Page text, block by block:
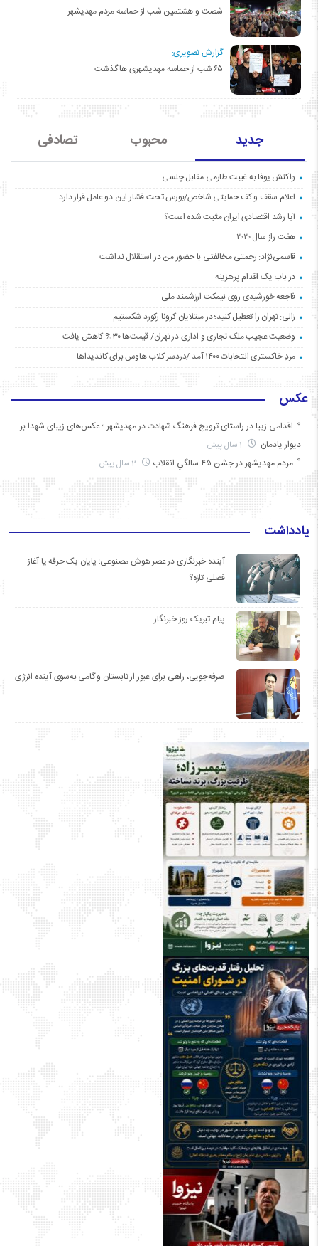
شصت و هشتمین شب از حماسه مردم مهدیشهر
گزارش تصویری:
۶۵ شب از حماسه مهدیشهری ها گذشت
جدید محبوب تصادفی
واکنش یوفا به غیبت طارمی مقابل چلسی
اعلام سقف و کف حمایتی شاخص/بورس تحت فشار این دو عامل قرار دارد
آیا رشد اقتصادی ایران مثبت شده است؟
هفت راز سال ۲۰۲۰
قاسمی‌نژاد: رحمتی مخالفتی با حضور من در استقلال نداشت
در باب یک اقدام پرهزینه
فاجعه خورشیدی روی نیمکت ارزشمند ملی
زالی: تهران را تعطیل کنید؛ در مبتلایان کرونا رکورد شکستیم
وضعیت عجیب ملک تجاری و اداری در تهران/ قیمت‌ها ۳۰% کاهش یافت
مردِ خاکستری انتخابات ۱۴۰۰ آمد /دردسر کلاب هاوس برای کاندیداها
عکس
اقدامی زیبا در راستای ترویج فرهنگ شهادت در مهدیشهر ؛ عکس‌های زیبای شهدا بر
دیوار یادمان
مردم مهدیشهر در جشن ۴۵ سالگیِ انقلاب
یادداشت
آینده خبرنگاری در عصر هوش مصنوعی؛ پایان یک حرفه یا آغاز
فصلی تازه؟
پیام تبریک روز خبرنگار
صرفه‌جویی، راهی برای عبور از تابستان و گامی به‌سوی آینده انرژی